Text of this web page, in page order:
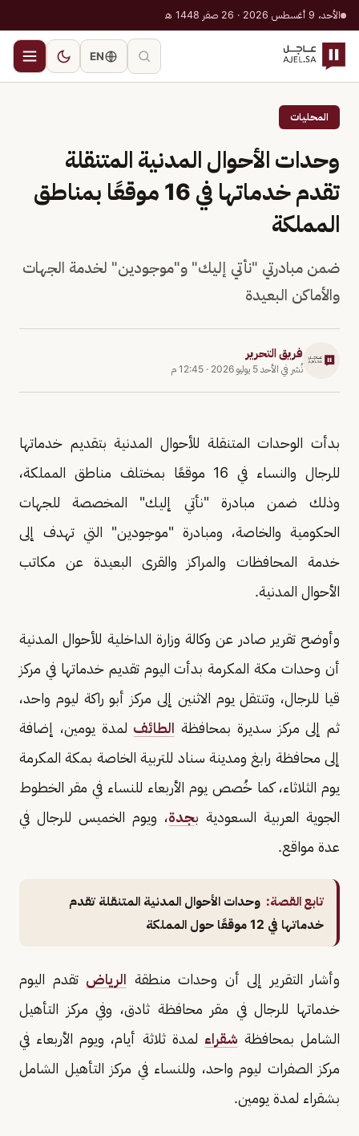
الأحد، 9 أغسطس 2026 · 26 صفر 1448 هـ
EN
المحليات
وحدات الأحوال المدنية المتنقلة
تقدم خدماتها في 16 موقعًا بمناطق
المملكة
ضمن مبادرتي "نأتي إليك" و"موجودين" لخدمة الجهات
والأماكن البعيدة
فريق التحرير
نُشر في الأحد 5 يوليو 2026 · 12:45 م
بدأت الوحدات المتنقلة للأحوال المدنية بتقديم خدماتها
للرجال والنساء في 16 موقعًا بمختلف مناطق المملكة،
وذلك ضمن مبادرة "نأتي إليك" المخصصة للجهات
الحكومية والخاصة، ومبادرة "موجودين" التي تهدف إلى
خدمة المحافظات والمراكز والقرى البعيدة عن مكاتب
الأحوال المدنية.
وأوضح تقرير صادر عن وكالة وزارة الداخلية للأحوال المدنية
أن وحدات مكة المكرمة بدأت اليوم تقديم خدماتها في مركز
قيا للرجال، وتنتقل يوم الاثنين إلى مركز أبو راكة ليوم واحد،
ثم إلى مركز سديرة بمحافظة الطائف لمدة يومين، إضافة
إلى محافظة رابغ ومدينة سناد للتربية الخاصة بمكة المكرمة
يوم الثلاثاء، كما خُصص يوم الأربعاء للنساء في مقر الخطوط
الجوية العربية السعودية بجدة، ويوم الخميس للرجال في
عدة مواقع.
تابع القصة: وحدات الأحوال المدنية المتنقلة تقدم
خدماتها في 12 موقعًا حول المملكة
وأشار التقرير إلى أن وحدات منطقة الرياض تقدم اليوم
خدماتها للرجال في مقر محافظة ثادق، وفي مركز التأهيل
الشامل بمحافظة شقراء لمدة ثلاثة أيام، ويوم الأربعاء في
مركز الصفرات ليوم واحد، وللنساء في مركز التأهيل الشامل
بشقراء لمدة يومين.